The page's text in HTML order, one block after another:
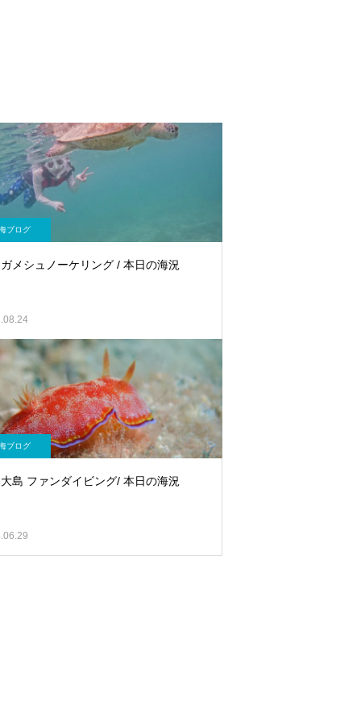
ブログ
メシュノーケリング / 本日の海況
ブログ
島 ファンダイビング/ 本日の海況